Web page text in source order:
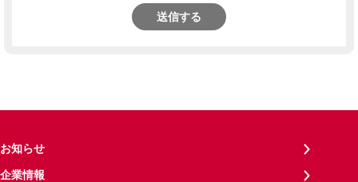
送信する
お知らせ
企業情報